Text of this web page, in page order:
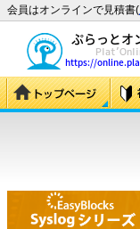
会員はオンラインで見積書(